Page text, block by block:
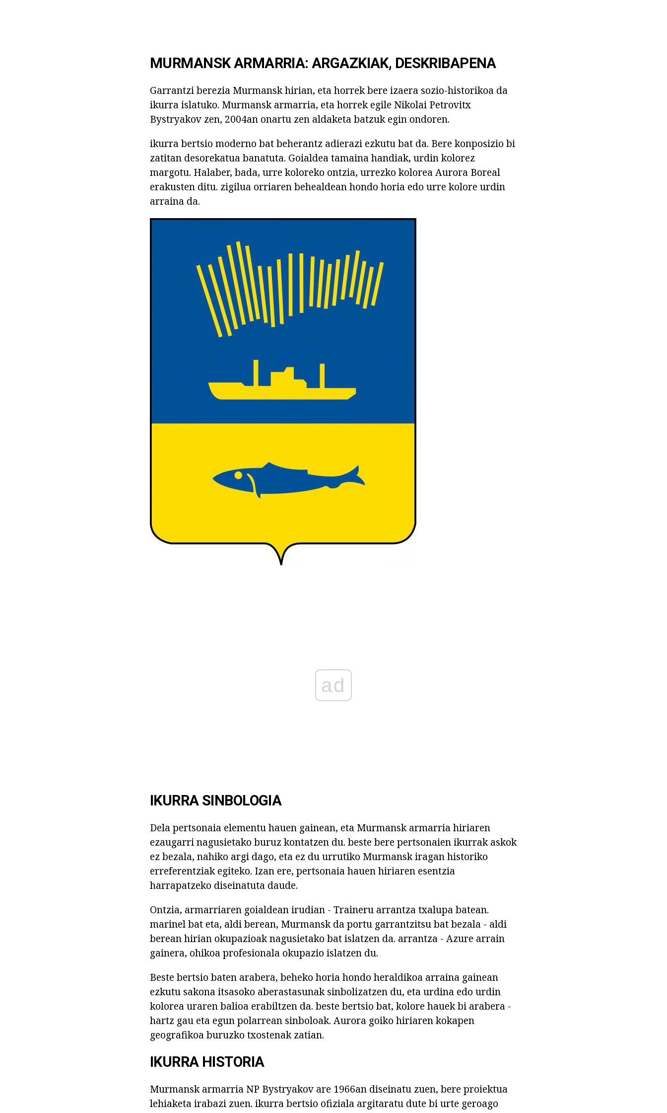
MURMANSK ARMARRIA: ARGAZKIAK, DESKRIBAPENA
Garrantzi berezia Murmansk hirian, eta horrek bere izaera sozio-historikoa da
ikurra islatuko. Murmansk armarria, eta horrek egile Nikolai Petrovitx
Bystryakov zen, 2004an onartu zen aldaketa batzuk egin ondoren.
ikurra bertsio moderno bat beherantz adierazi ezkutu bat da. Bere konposizio bi
zatitan desorekatua banatuta. Goialdea tamaina handiak, urdin kolorez
margotu. Halaber, bada, urre koloreko ontzia, urrezko kolorea Aurora Boreal
erakusten ditu. zigilua orriaren behealdean hondo horia edo urre kolore urdin
arraina da.
ad
IKURRA SINBOLOGIA
Dela pertsonaia elementu hauen gainean, eta Murmansk armarria hiriaren
ezaugarri nagusietako buruz kontatzen du. beste bere pertsonaien ikurrak askok
ez bezala, nahiko argi dago, eta ez du urrutiko Murmansk iragan historiko
erreferentziak egiteko. Izan ere, pertsonaia hauen hiriaren esentzia
harrapatzeko diseinatuta daude.
Ontzia, armarriaren goialdean irudian - Traineru arrantza txalupa batean.
marinel bat eta, aldi berean, Murmansk da portu garrantzitsu bat bezala - aldi
berean hirian okupazioak nagusietako bat islatzen da. arrantza - Azure arrain
gainera, ohikoa profesionala okupazio islatzen du.
Beste bertsio baten arabera, beheko horia hondo heraldikoa arraina gainean
ezkutu sakona itsasoko aberastasunak sinbolizatzen du, eta urdina edo urdin
kolorea uraren balioa erabiltzen da. beste bertsio bat, kolore hauek bi arabera -
hartz gau eta egun polarrean sinboloak. Aurora goiko hiriaren kokapen
geografikoa buruzko txostenak zatian.
IKURRA HISTORIA
Murmansk armarria NP Bystryakov are 1966an diseinatu zuen, bere proiektua
lehiaketa irabazi zuen. ikurra bertsio ofiziala argitaratu dute bi urte geroago